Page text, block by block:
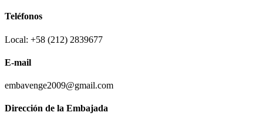
Teléfonos
Local: +58 (212) 2839677
E-mail
embavenge2009@gmail.com
Dirección de la Embajada